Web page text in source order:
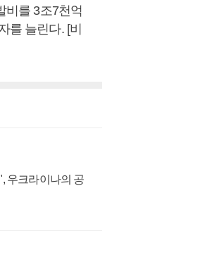
비를 3조7천억
를 늘린다. [비
우크라이나의 공